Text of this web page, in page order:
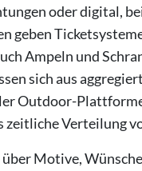
oder digital,
geben
Ampeln und
sich aus
Outdoor-
Verteilung
Motive,